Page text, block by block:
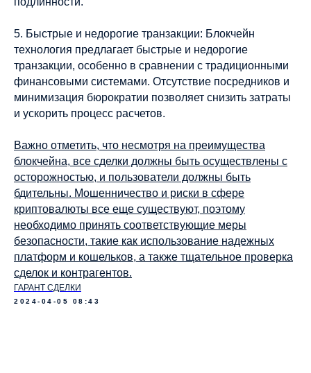
5. Быстрые и недорогие транзакции: Блокчейн
технология предлагает быстрые и недорогие
транзакции, особенно в сравнении с традиционными
финансовыми системами. Отсутствие посредников и
минимизация бюрократии позволяет снизить затраты
и ускорить процесс расчетов.
Важно отметить, что несмотря на преимущества
блокчейна, все сделки должны быть осуществлены с
осторожностью, и пользователи должны быть
бдительны. Мошенничество и риски в сфере
криптовалюты все еще существуют, поэтому
необходимо принять соответствующие меры
безопасности, такие как использование надежных
платформ и кошельков, а также тщательное проверка
сделок и контрагентов.
ГАРАНТ СДЕЛКИ
2024-04-05 08:43